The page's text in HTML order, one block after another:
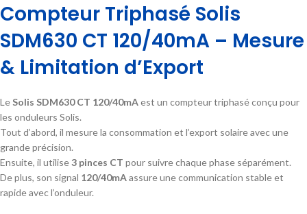
Compteur Triphasé Solis
SDM630 CT 120/40mA – Mesure
& Limitation d’Export
Le Solis SDM630 CT 120/40mAest un compteur triphasé conçu pour
les onduleurs Solis.
Tout d’abord, il mesure la consommation et l’export solaire avec une
grande précision.
Ensuite, il utilise3 pinces CT pour suivre chaque phase séparément.
De plus, son signal 120/40mAassure une communication stable et
rapide avec l’onduleur.